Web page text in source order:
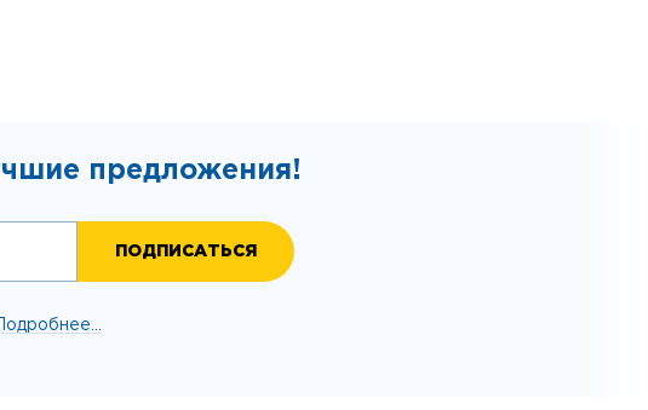
предложения!
Подробнее...